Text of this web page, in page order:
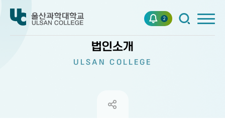
2
법인소개
ULSAN COLLEGE